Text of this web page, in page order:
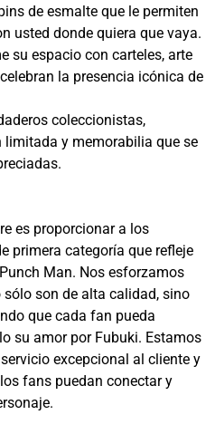
de esmalte que le permiten
usted donde quiera que vaya.
su espacio con carteles, arte
la presencia icónica de
coleccionistas,
y memorabilia que se
es proporcionar a los
primera categoría que refleje
Man. Nos esforzamos
son de alta calidad, sino
que cada fan pueda
su amor por Fubuki. Estamos
excepcional al cliente y
fans puedan conectar y